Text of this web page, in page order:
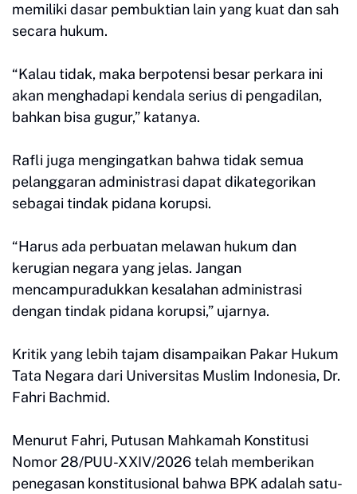
memiliki dasar pembuktian lain yang kuat dan sah
secara hukum.
“Kalau tidak, maka berpotensi besar perkara ini
akan menghadapi kendala serius di pengadilan,
bahkan bisa gugur,” katanya.
Rafli juga mengingatkan bahwa tidak semua
pelanggaran administrasi dapat dikategorikan
sebagai tindak pidana korupsi.
“Harus ada perbuatan melawan hukum dan
kerugian negara yang jelas. Jangan
mencampuradukkan kesalahan administrasi
dengan tindak pidana korupsi,” ujarnya.
Kritik yang lebih tajam disampaikan Pakar Hukum
Tata Negara dari Universitas Muslim Indonesia, Dr.
Fahri Bachmid.
Menurut Fahri, Putusan Mahkamah Konstitusi
Nomor 28/PUU-XXIV/2026 telah memberikan
penegasan konstitusional bahwa BPK adalah satu-